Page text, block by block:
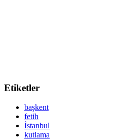
Etiketler
başkent
fetih
İstanbul
kutlama